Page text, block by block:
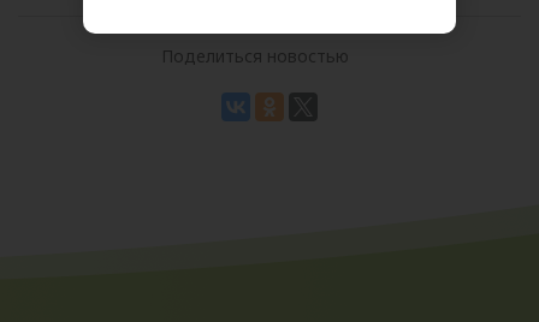
Поделиться новостью